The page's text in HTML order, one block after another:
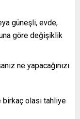
güneşli, evde,
göre değişiklik
ne yapacağınızı
olası tahliye